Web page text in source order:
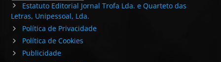
Estatuto Editorial Jornal Trofa Lda. e Quarteto das
Letras, Unipessoal, Lda.
Política de Privacidade
Política de Cookies
Publicidade